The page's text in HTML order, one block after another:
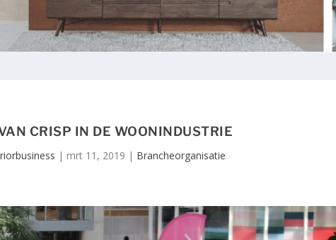
CRISP IN DE WOONINDUSTRIE
| mrt 11, 2019 | Brancheorganisatie